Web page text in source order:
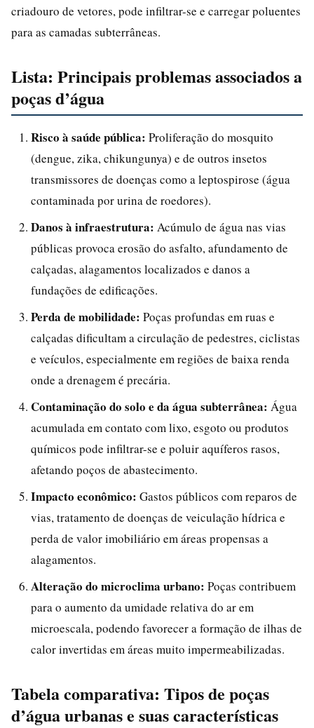
criadouro de vetores, pode infiltrar-se e carregar poluentes
para as camadas subterrâneas.
Lista: Principais problemas associados a
poças d’água
Risco à saúde pública: Proliferação do mosquito
(dengue, zika, chikungunya) e de outros insetos
transmissores de doenças como a leptospirose (água
contaminada por urina de roedores).
Danos à infraestrutura: Acúmulo de água nas vias
públicas provoca erosão do asfalto, afundamento de
calçadas, alagamentos localizados e danos a
fundações de edificações.
Perda de mobilidade: Poças profundas em ruas e
calçadas dificultam a circulação de pedestres, ciclistas
e veículos, especialmente em regiões de baixa renda
onde a drenagem é precária.
Contaminação do solo e da água subterrânea: Água
acumulada em contato com lixo, esgoto ou produtos
químicos pode infiltrar-se e poluir aquíferos rasos,
afetando poços de abastecimento.
Impacto econômico: Gastos públicos com reparos de
vias, tratamento de doenças de veiculação hídrica e
perda de valor imobiliário em áreas propensas a
alagamentos.
Alteração do microclima urbano: Poças contribuem
para o aumento da umidade relativa do ar em
microescala, podendo favorecer a formação de ilhas de
calor invertidas em áreas muito impermeabilizadas.
Tabela comparativa: Tipos de poças
d’água urbanas e suas características